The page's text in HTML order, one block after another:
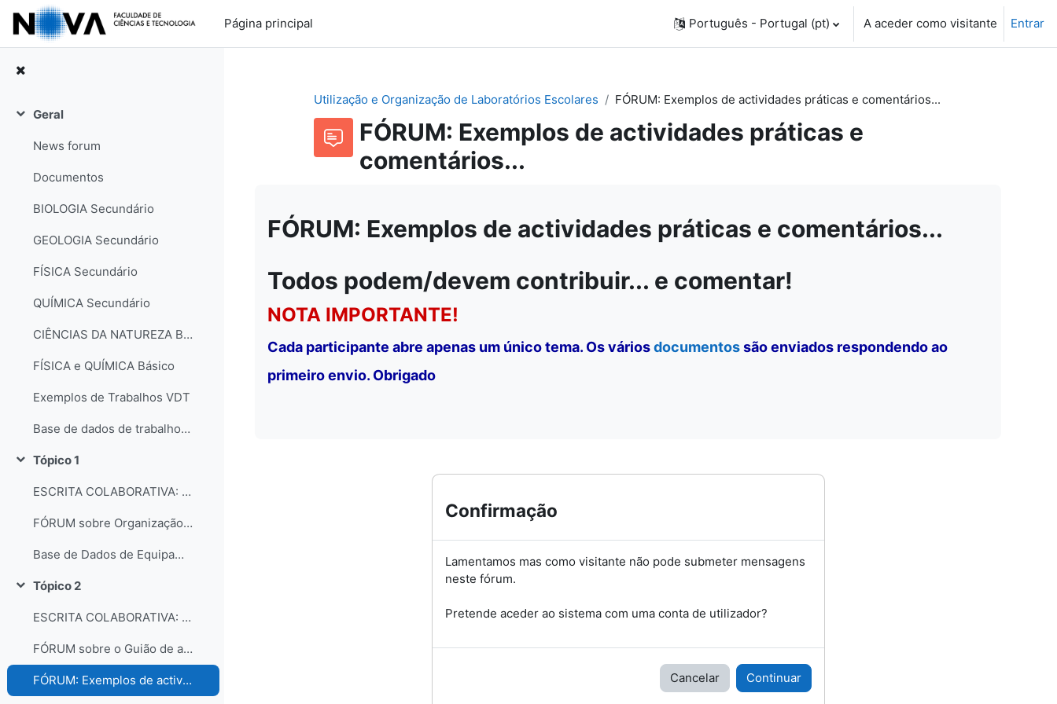
Ir para o conteúdo principal
Página principal
Português - Portugal ‎(pt)‎ A aceder como visitante Entrar
Contrair
Geral
News forum
Documentos
BIOLOGIA Secundário
GEOLOGIA Secundário
FÍSICA Secundário
QUÍMICA Secundário
CIÊNCIAS DA NATUREZA Básico
FÍSICA e QUÍMICA Básico
Exemplos de Trabalhos VDT
Base de dados de trabalhos dos participantes do curso
Contrair
Tópico 1
ESCRITA COLABORATIVA: Organização dos laboratórios
FÓRUM sobre Organização e gestão dos laboratórios escolares
Base de Dados de Equipamentos e Consumíveis dos Laboratórios
Contrair
Tópico 2
ESCRITA COLABORATIVA: Guião de Actividade Prática
FÓRUM sobre o Guião de actividades práticas
FÓRUM: Exemplos de actividades práticas e comentários...
Utilização e Organização de Laboratórios Escolares FÓRUM: Exemplos de actividades práticas e comentários...
FÓRUM: Exemplos de actividades práticas e
comentários...
FÓRUM: Exemplos de actividades práticas e comentários...
Todos podem/devem contribuir... e comentar!
NOTA IMPORTANTE!
Cada participante abre apenas um único tema. Os váriosdocumentossão enviados respondendo ao
primeiro envio. Obrigado
Confirmação
Lamentamos mas como visitante não pode submeter mensagens
neste fórum.
Pretende aceder ao sistema com uma conta de utilizador?
Cancelar Continuar